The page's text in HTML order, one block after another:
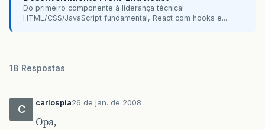
Do primeiro componente à liderança técnica!
HTML/CSS/JavaScript fundamental, React com hooks e...
18 Respostas
C
carlospia26 de jan. de 2008
Opa,